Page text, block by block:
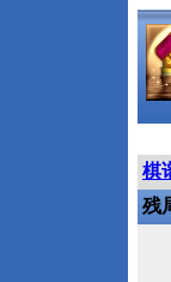
棋
残